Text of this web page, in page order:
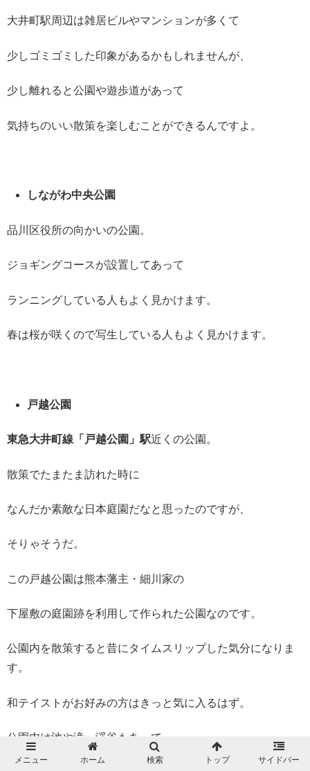
大井町駅周辺は雑居ビルやマンションが多くて
少しゴミゴミした印象があるかもしれませんが、
少し離れると公園や遊歩道があって
気持ちのいい散策を楽しむことができるんですよ。
しながわ中央公園
品川区役所の向かいの公園。
ジョギングコースが設置してあって
ランニングしている人もよく見かけます。
春は桜が咲くので写生している人もよく見かけます。
戸越公園
東急大井町線「戸越公園」駅近くの公園。
散策でたまたま訪れた時に
なんだか素敵な日本庭園だなと思ったのですが、
そりゃそうだ。
この戸越公園は熊本藩主・細川家の
下屋敷の庭園跡を利用して作られた公園なのです。
公園内を散策すると昔にタイムスリップした気分になりま
す。
和テイストがお好みの方はきっと気に入るはず。
公園内は池や滝、渓谷もあって
メニュー ホーム 検索 トップ サイドバー